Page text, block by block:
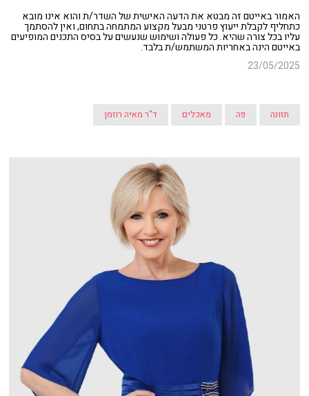
האמור באייטם זה מבטא את הדעה האישית של השדר/ת והוא אינו מובא
כתחליף לקבלת ייעוץ פרטני מבעל מקצוע המתמחה בתחום, ואין להסתמך
עליו בכל צורה שהיא. כל פעולה ושימוש שנעשים על בסיס התכנים המופיעים
באייטם הינה באחריות המשתמש/ת בלבד.
23/05/2025
תזונה פה מאכלים ד"ר מאיה רוזמן